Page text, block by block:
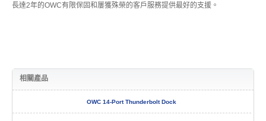
長達2年的OWC有限保固和屢獲殊榮的客戶服務提供最好的支援。
相關產品
OWC 14-Port Thunderbolt Dock